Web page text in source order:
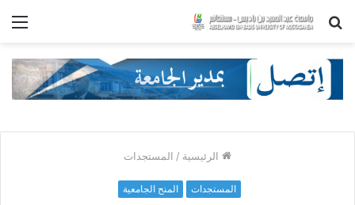
بحث
الرئيسية / المستجدات
المستجدات المنح الجامعية